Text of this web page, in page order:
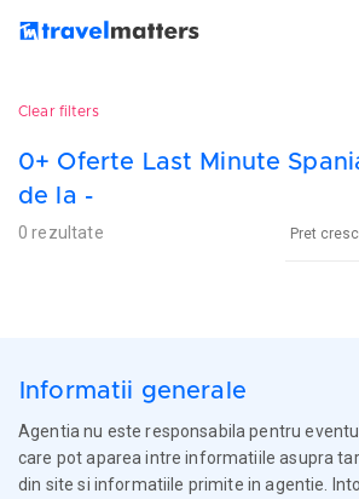
Clear filters
0+ Oferte Last Minute
de la -
0 rezultate
Informatii generale
Agentia nu este responsabila pentru
care pot aparea intre informatiile asupra
din site si informatiile primite in agentie.